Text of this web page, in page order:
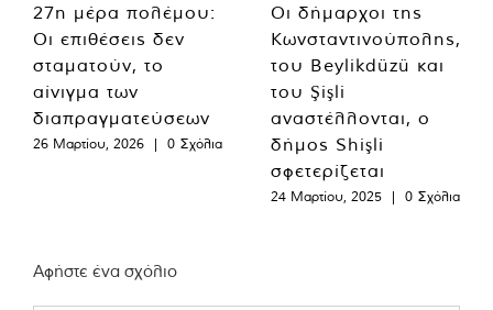
27η μέρα πολέμου:
Οι επιθέσεις δεν
σταματούν, το
αίνιγμα των
διαπραγματεύσεων
26 Μαρτίου, 2026 | 0 Σχόλια
Οι δήμαρχοι της
Κωνσταντινούπολης,
του Beylikdüzü και
του Şişli
αναστέλλονται, ο
δήμος Shişli
σφετερίζεται
24 Μαρτίου, 2025 | 0 Σχόλια
Αφήστε ένα σχόλιο